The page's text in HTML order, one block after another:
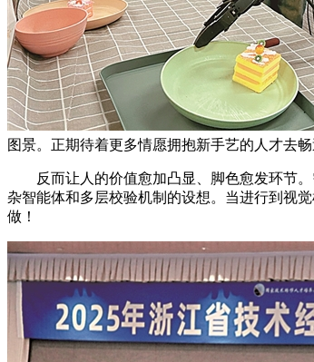
图景。正期待着更多情愿拥抱新手艺的人才去
反而让人的价值愈加凸显、脚色愈发环节。
杂智能体和多层校验机制的设想。当进行到视
做！